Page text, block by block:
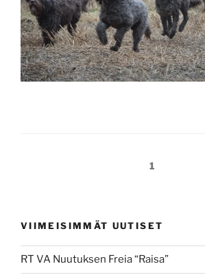
Page1
VIIMEISIMMÄT UUTISET
RT VA Nuutuksen Freia “Raisa”